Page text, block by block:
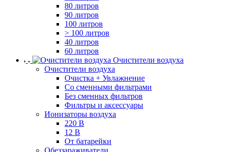
80 литров
90 литров
100 литров
> 100 литров
40 литров
60 литров
Очистители воздуха
Очистители воздуха
Очистка + Увлажнение
Cо сменными фильтрами
Без сменных фильтров
Фильтры и аксессуары
Ионизаторы воздуха
220 В
12 В
От батарейки
Обеззараживатели